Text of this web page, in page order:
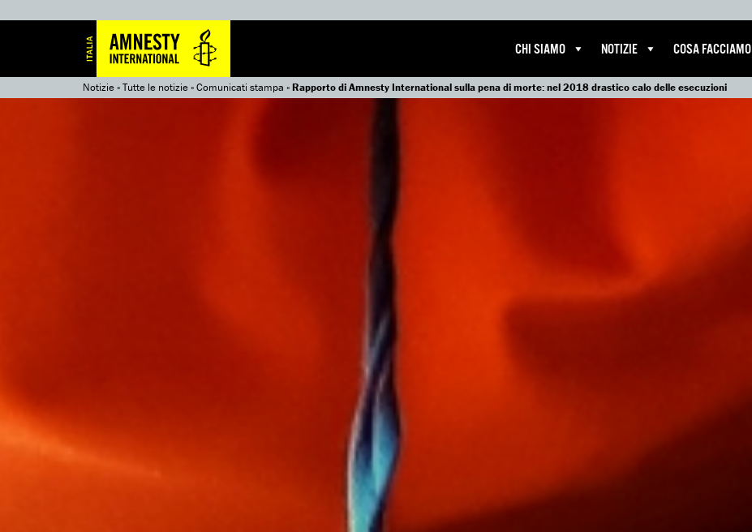
CHI SIAMO NOTIZIE COSA FACCIAMO
Notizie»Tutte le notizie»Comunicati stampa »Rapporto di Amnesty International sulla pena di morte: nel 2018 drastico calo delle esecuzioni